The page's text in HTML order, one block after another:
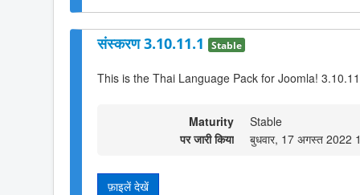
संस्करण 3.10.11.1 Stable
This is the Thai Language Pack for Joomla! 3.10.11
Maturity
Stable
पर जारी किया
बुधवार, 17 अगस्त 2022
फ़ाइलें देखें